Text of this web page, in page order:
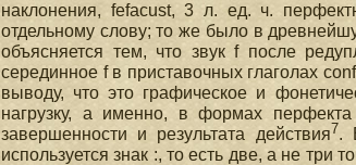
наклонения, fefacust, 3 л. ед. ч.
отдельному слову; то же было в
объясняется тем, что звук f после
серединное f в приставочных глаголах
выводу, что это графическое и
нагрузку, а именно, в формах
завершенности и результата действия7.
используется знак :, то есть две, а не три